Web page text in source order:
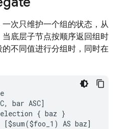
次只维护一个组的状态，从
底层子节点按顺序返回组时
不同值进行分组时，同时在
bar ASC]
{ baz }
AS baz]